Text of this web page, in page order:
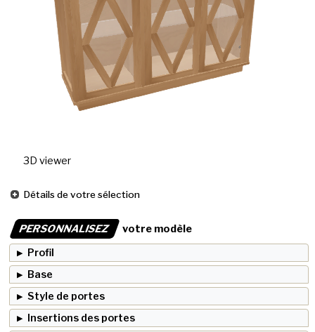
3D viewer
Détails de votre sélection
PERSONNALISEZ
votre modèle
Profil
Base
Style de portes
Insertions des portes